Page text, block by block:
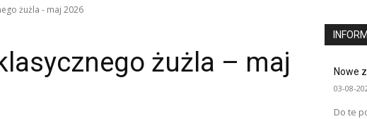
żużla - maj 2026
żużla – maj
Nowe
03-08-
Do te